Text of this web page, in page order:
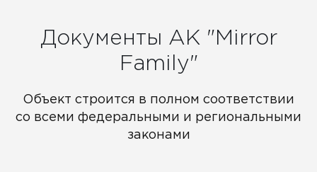
Документы АК "Mirror
Family"
Объект строится в полном соответствии
со всеми федеральными и региональными
законами